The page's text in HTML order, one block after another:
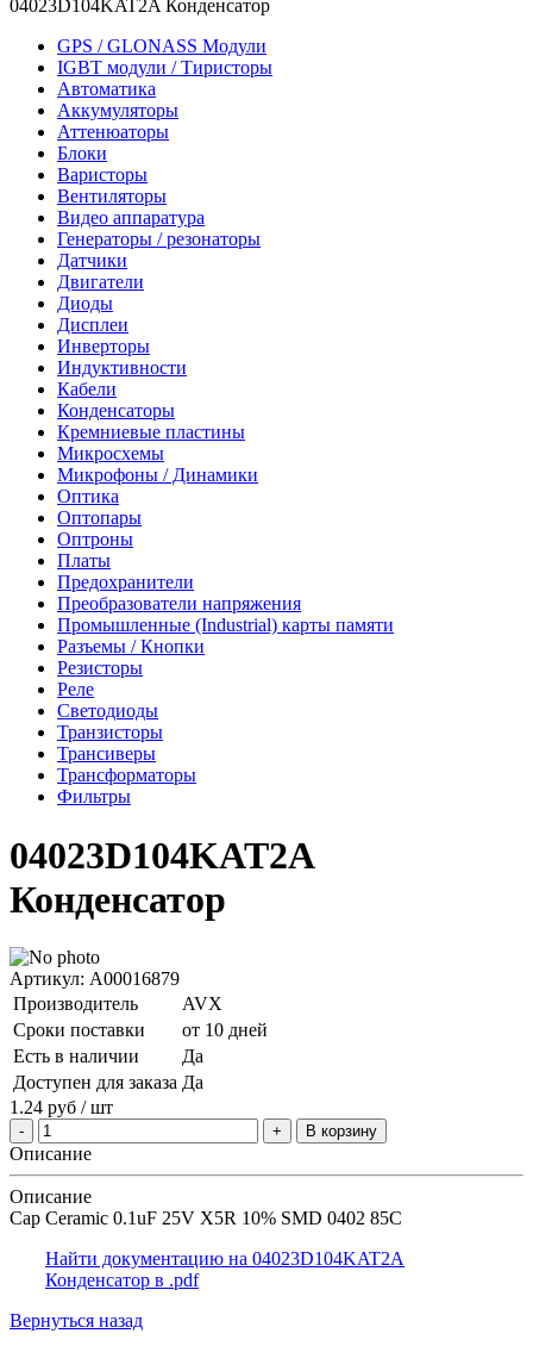
04023D104KAT2A Конденсатор
GPS / GLONASS Модули
IGBT модули / Тиристоры
Автоматика
Аккумуляторы
Аттенюаторы
Блоки
Варисторы
Вентиляторы
Видео аппаратура
Генераторы / резонаторы
Датчики
Двигатели
Диоды
Дисплеи
Инверторы
Индуктивности
Кабели
Конденсаторы
Кремниевые пластины
Микросхемы
Микрофоны / Динамики
Оптика
Оптопары
Оптроны
Платы
Предохранители
Преобразователи напряжения
Промышленные (Industrial) карты памяти
Разъемы / Кнопки
Резисторы
Реле
Светодиоды
Транзисторы
Трансиверы
Трансформаторы
Фильтры
04023D104KAT2A
Конденсатор
Артикул: A00016879
Производитель
AVX
Сроки поставки
от 10 дней
Есть в наличии
Да
Доступен для заказа Да
1.24 руб / шт
В корзину
Описание
Описание
Cap Ceramic 0.1uF 25V X5R 10% SMD 0402 85C
Найти документацию на 04023D104KAT2A
Конденсатор в .pdf
Вернуться назад